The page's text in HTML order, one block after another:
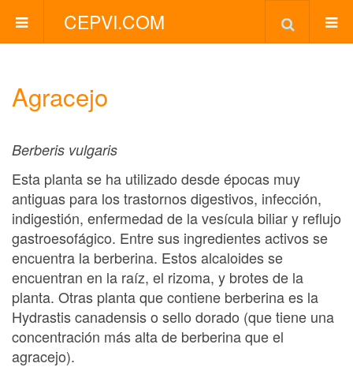
CEPVI.COM
Agracejo
Berberis vulgaris
Esta planta se ha utilizado desde épocas muy
antiguas para los trastornos digestivos, infección,
indigestión, enfermedad de la vesícula biliar y reflujo
gastroesofágico. Entre sus ingredientes activos se
encuentra la berberina. Estos alcaloides se
encuentran en la raíz, el rizoma, y brotes de la
planta. Otras planta que contiene berberina es la
Hydrastis canadensis o sello dorado (que tiene una
concentración más alta de berberina que el
agracejo).